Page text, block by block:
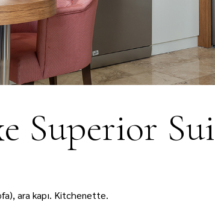
Superior
ara kapı. Kitchenette.